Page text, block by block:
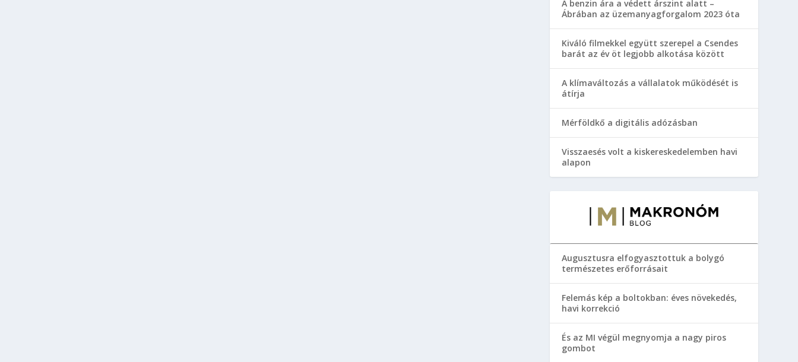
A benzin ára a védett árszint alatt –
Ábrában az üzemanyagforgalom 2023 óta
Kiváló filmekkel együtt szerepel a Csendes
barát az év öt legjobb alkotása között
A klímaváltozás a vállalatok működését is
átírja
Mérföldkő a digitális adózásban
Visszaesés volt a kiskereskedelemben havi
alapon
Augusztusra elfogyasztottuk a bolygó
természetes erőforrásait
Felemás kép a boltokban: éves növekedés,
havi korrekció
És az MI végül megnyomja a nagy piros
gombot